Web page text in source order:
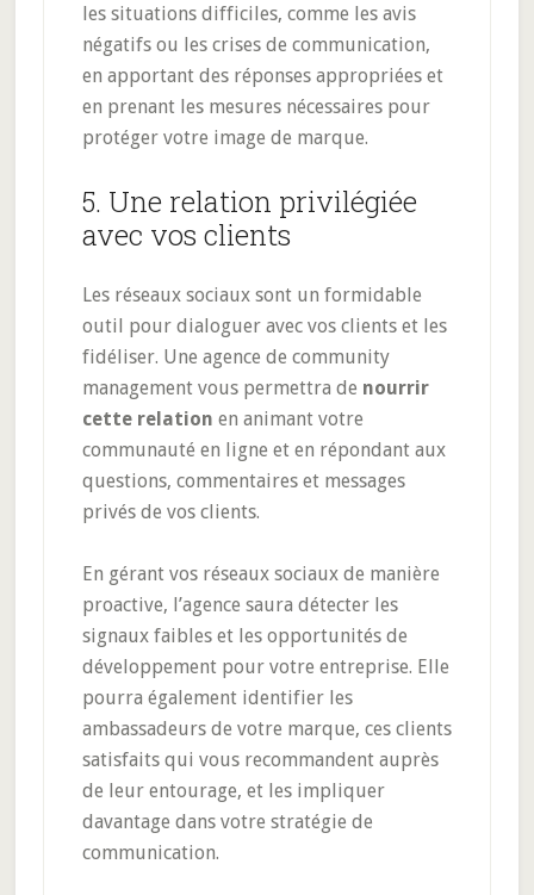
les situations difficiles, comme les avis
négatifs ou les crises de communication,
en apportant des réponses appropriées et
en prenant les mesures nécessaires pour
protéger votre image de marque.
5. Une relation privilégiée
avec vos clients
Les réseaux sociaux sont un formidable
outil pour dialoguer avec vos clients et les
fidéliser. Une agence de community
management vous permettra de nourrir
cette relation en animant votre
communauté en ligne et en répondant aux
questions, commentaires et messages
privés de vos clients.
En gérant vos réseaux sociaux de manière
proactive, l’agence saura détecter les
signaux faibles et les opportunités de
développement pour votre entreprise. Elle
pourra également identifier les
ambassadeurs de votre marque, ces clients
satisfaits qui vous recommandent auprès
de leur entourage, et les impliquer
davantage dans votre stratégie de
communication.